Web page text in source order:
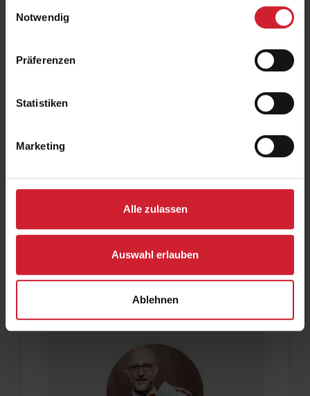
Notwendig
Präferenzen
Statistiken
Marketing
Alle zulassen
Auswahl erlauben
Ablehnen
Besucherbetreuer/in
Hotel zum Wiesengrund
Profil ansehen
Mitgliederausschuss